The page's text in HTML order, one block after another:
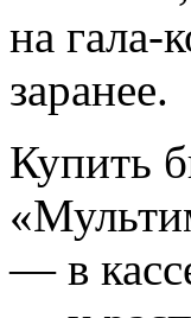
на гала-
заранее.
Купить
— в